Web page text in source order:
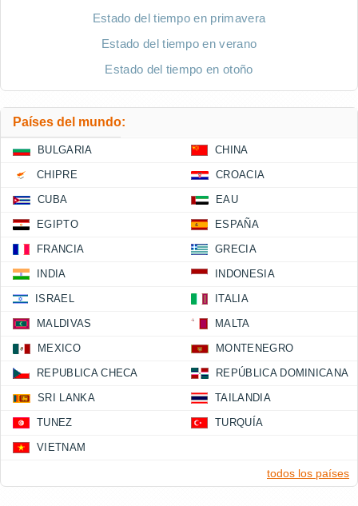
Estado del tiempo en primavera
Estado del tiempo en verano
Estado del tiempo en otoño
Países del mundo:
BULGARIA CHINA
CHIPRE CROACIA
CUBA EAU
EGIPTO ESPAÑA
FRANCIA GRECIA
INDIA INDONESIA
ISRAEL ITALIA
MALDIVAS MALTA
MEXICO MONTENEGRO
REPUBLICA CHECA REPÚBLICA DOMINICANA
SRI LANKA TAILANDIA
TUNEZ TURQUÍA
VIETNAM
todos los países